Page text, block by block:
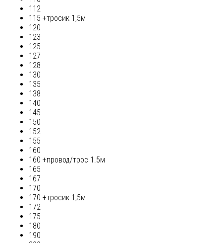
112
115 +тросик 1,5м
120
123
125
127
128
130
135
138
140
145
150
152
155
160
160 +провод/трос 1.5м
165
167
170
170 +тросик 1,5м
172
175
180
190